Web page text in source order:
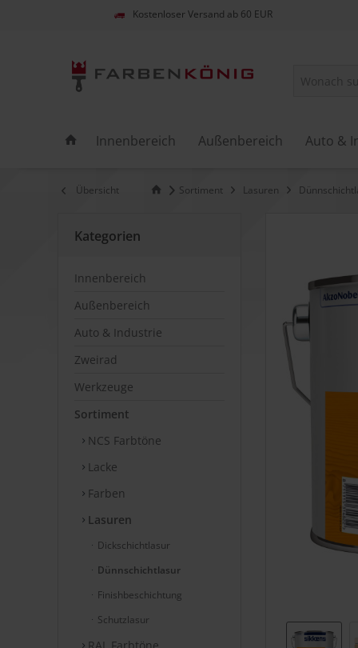
Kostenloser Versand ab 60 EUR
Innenbereich Außenbereich Auto &
Übersicht Sortiment Lasuren
Kategorien
Innenbereich
Außenbereich
Auto & Industrie
Zweirad
Werkzeuge
Sortiment
NCS Farbtöne
Lacke
Farben
Lasuren
Dickschichtlasur
Dünnschichtlasur
Finishbeschichtung
Schutzlasur